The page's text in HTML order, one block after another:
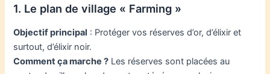
1. Le plan de village « Farming »
Objectif principal : Protéger vos réserves d’or, d’élixir et
surtout, d’élixir noir.
Comment ça marche ? Les réserves sont placées au